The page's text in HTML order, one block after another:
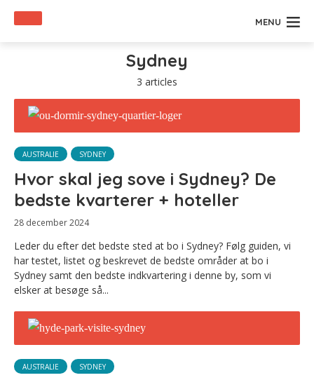
MENU
Sydney
3 articles
AUSTRALIE SYDNEY
Hvor skal jeg sove i Sydney? De
bedste kvarterer + hoteller
28 december 2024
Leder du efter det bedste sted at bo i Sydney? Følg guiden, vi
har testet, listet og beskrevet de bedste områder at bo i
Sydney samt den bedste indkvartering i denne by, som vi
elsker at besøge så...
AUSTRALIE SYDNEY